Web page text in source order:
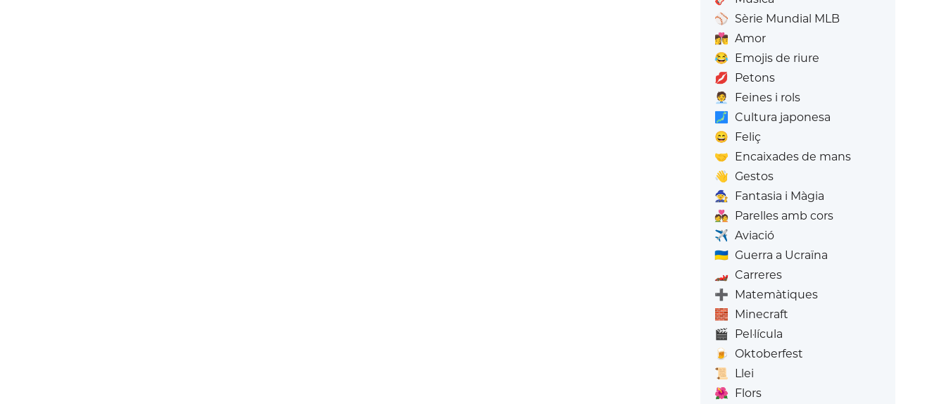
⚾ Sèrie Mundial MLB
👩‍❤️‍💋‍👨 Amor
😂 Emojis de riure
💋 Petons
🧑‍💼
Feines i rols
🗾 Cultura japonesa
😄 Feliç
🤝 Encaixades de mans
👋 Gestos
🧙 Fantasia i Màgia
💑 Parelles amb cors
✈️ Aviació
🇺🇦 Guerra a Ucraïna
🏎️ Carreres
➕ Matemàtiques
🧱 Minecraft
🎬 Pel·lícula
🍺
Oktoberfest
📜
Llei
🌺 Flors